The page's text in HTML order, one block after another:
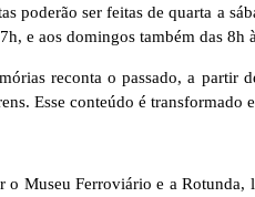
poderão ser feitas de quarta a
e aos domingos também das 8h
reconta o passado, a partir
Esse conteúdo é transformado
o Museu Ferroviário e a